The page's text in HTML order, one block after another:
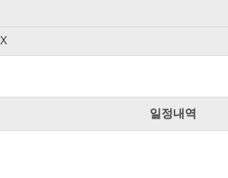
일정내역